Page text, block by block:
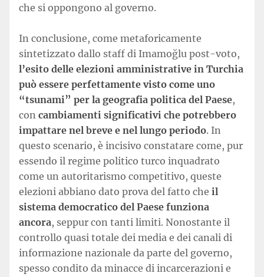
che si oppongono al governo.
In conclusione, come metaforicamente
sintetizzato dallo staff di Imamoğlu post-voto,
l’esito delle elezioni amministrative in Turchia
può essere perfettamente visto come uno
“tsunami” per la geografia politica del Paese,
con cambiamenti significativi che potrebbero
impattare nel breve e nel lungo periodo. In
questo scenario, è incisivo constatare come, pur
essendo il regime politico turco inquadrato
come un autoritarismo competitivo, queste
elezioni abbiano dato prova del fatto che il
sistema democratico del Paese funziona
ancora, seppur con tanti limiti. Nonostante il
controllo quasi totale dei media e dei canali di
informazione nazionale da parte del governo,
spesso condito da minacce di incarcerazioni e